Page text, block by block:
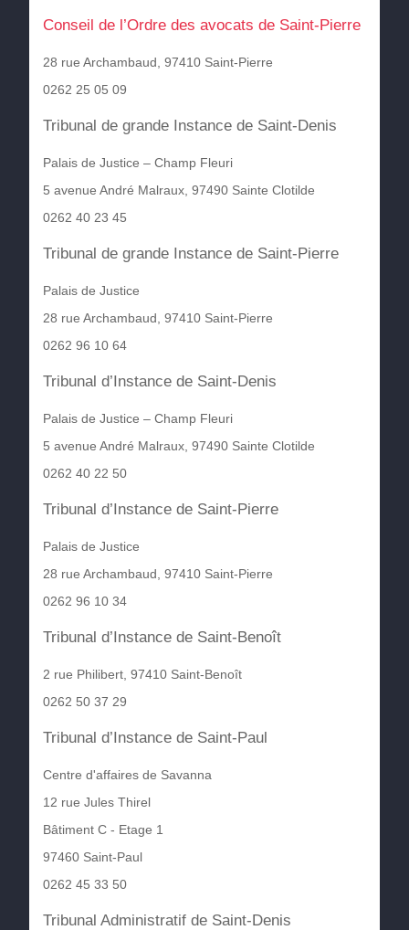
Conseil de l’Ordre des avocats de Saint-Pierre
28 rue Archambaud, 97410 Saint-Pierre
0262 25 05 09
Tribunal de grande Instance de Saint-Denis
Palais de Justice – Champ Fleuri
5 avenue André Malraux, 97490 Sainte Clotilde
0262 40 23 45
Tribunal de grande Instance de Saint-Pierre
Palais de Justice
28 rue Archambaud, 97410 Saint-Pierre
0262 96 10 64
Tribunal d’Instance de Saint-Denis
Palais de Justice – Champ Fleuri
5 avenue André Malraux, 97490 Sainte Clotilde
0262 40 22 50
Tribunal d’Instance de Saint-Pierre
Palais de Justice
28 rue Archambaud, 97410 Saint-Pierre
0262 96 10 34
Tribunal d’Instance de Saint-Benoît
2 rue Philibert, 97410 Saint-Benoît
0262 50 37 29
Tribunal d’Instance de Saint-Paul
Centre d'affaires de Savanna
12 rue Jules Thirel
Bâtiment C - Etage 1
97460 Saint-Paul
0262 45 33 50
Tribunal Administratif de Saint-Denis